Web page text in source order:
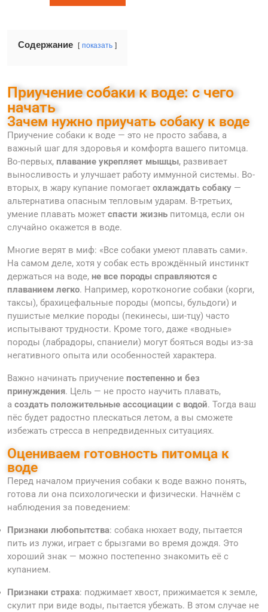
Содержание показать
Приучение собаки к воде: с чего
начать
Зачем нужно приучать собаку к воде
Приучение собаки к воде — это не просто забава, а
важный шаг для здоровья и комфорта вашего питомца.
Во-первых, плавание укрепляет мышцы, развивает
выносливость и улучшает работу иммунной системы. Во-
вторых, в жару купание помогает охлаждать собаку —
альтернатива опасным тепловым ударам. В-третьих,
умение плавать может спасти жизнь питомца, если он
случайно окажется в воде.
Многие верят в миф: «Все собаки умеют плавать сами».
На самом деле, хотя у собак есть врождённый инстинкт
держаться на воде, не все породы справляются с
плаванием легко. Например, коротконогие собаки (корги,
таксы), брахицефальные породы (мопсы, бульдоги) и
пушистые мелкие породы (пекинесы, ши-тцу) часто
испытывают трудности. Кроме того, даже «водные»
породы (лабрадоры, спаниели) могут бояться воды из-за
негативного опыта или особенностей характера.
Важно начинать приучение постепенно и без
принуждения. Цель — не просто научить плавать,
а создать положительные ассоциации с водой. Тогда ваш
пёс будет радостно плескаться летом, а вы сможете
избежать стресса в непредвиденных ситуациях.
Оцениваем готовность питомца к
воде
Перед началом приучения собаки к воде важно понять,
готова ли она психологически и физически. Начнём с
наблюдения за поведением:
Признаки любопытства: собака нюхает воду, пытается
пить из лужи, играет с брызгами во время дождя. Это
хороший знак — можно постепенно знакомить её с
купанием.
Признаки страха: поджимает хвост, прижимается к земле,
скулит при виде воды, пытается убежать. В этом случае не